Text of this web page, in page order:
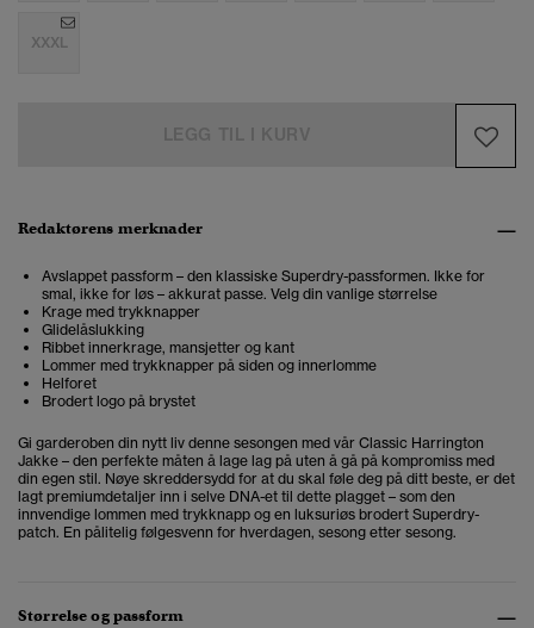
XXXL
Redaktørens merknader
Avslappet passform – den klassiske Superdry-passformen. Ikke for
smal, ikke for løs – akkurat passe. Velg din vanlige størrelse
Krage med trykknapper
Glidelåslukking
Ribbet innerkrage, mansjetter og kant
Lommer med trykknapper på siden og innerlomme
Helforet
Brodert logo på brystet
Gi garderoben din nytt liv denne sesongen med vår Classic Harrington
Jakke – den perfekte måten å lage lag på uten å gå på kompromiss med
din egen stil. Nøye skreddersydd for at du skal føle deg på ditt beste, er det
lagt premiumdetaljer inn i selve DNA-et til dette plagget – som den
innvendige lommen med trykknapp og en luksuriøs brodert Superdry-
patch. En pålitelig følgesvenn for hverdagen, sesong etter sesong.
Størrelse og passform